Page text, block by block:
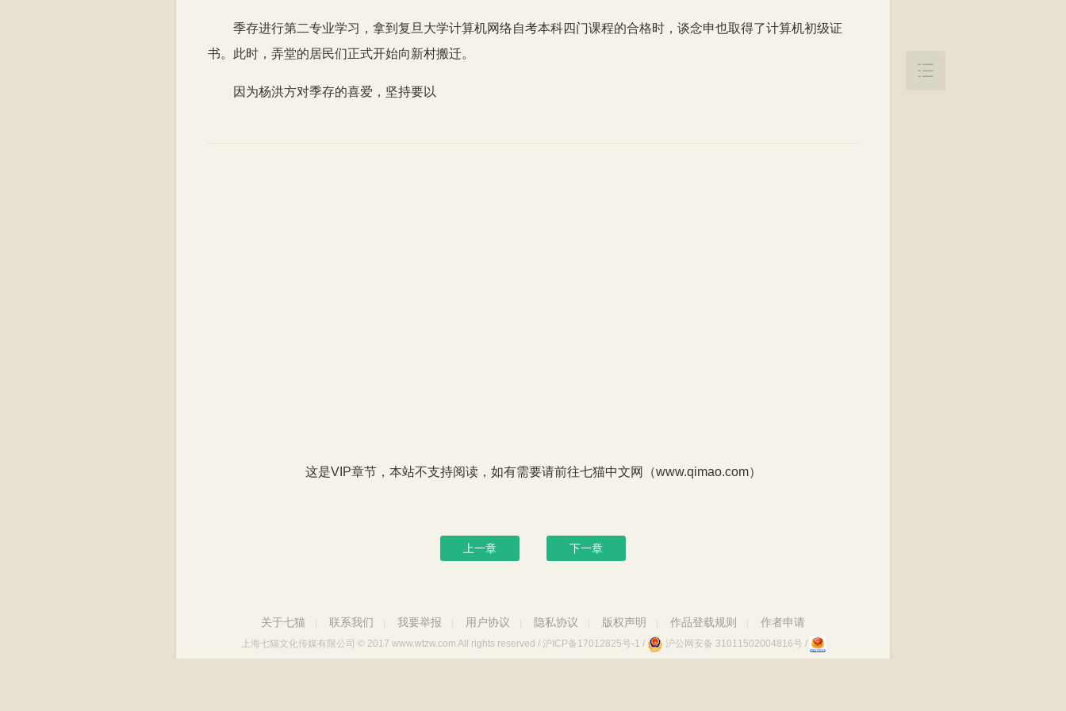
季存进行第二专业学习，拿到复旦大学计算机网络自考本科四门课程的合格时，谈念申也取得了计算机初级证
书。此时，弄堂的居民们正式开始向新村搬迁。
因为杨洪方对季存的喜爱，坚持要以
这是VIP章节，本站不支持阅读，如有需要请前往七猫中文网（www.qimao.com）
上一章 下一章

关于七猫 联系我们 我要举报 用户协议 隐私协议 版权声明 作品登载规则 作者申请
上海七猫文化传媒有限公司 © 2017 www.wtzw.com All rights reserved / 沪ICP备17012825号-1 / 沪公网安备 31011502004816号 /